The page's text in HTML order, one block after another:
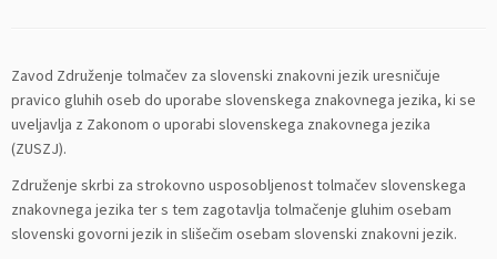
Zavod Združenje tolmačev za slovenski znakovni jezik uresničuje
pravico gluhih oseb do uporabe slovenskega znakovnega jezika, ki se
uveljavlja z Zakonom o uporabi slovenskega znakovnega jezika
(ZUSZJ).
Združenje skrbi za strokovno usposobljenost tolmačev slovenskega
znakovnega jezika ter s tem zagotavlja tolmačenje gluhim osebam
slovenski govorni jezik in slišečim osebam slovenski znakovni jezik.